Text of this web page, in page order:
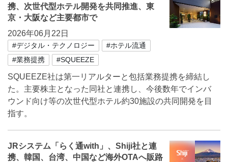
携、次世代型ホテル開発を共同推進、東
京・大阪など主要都市で
2026年06月22日
#デジタル・テクノロジー
#ホテル流通
#業務提携
#SQUEEZE
SQUEEZE社は第一リアルターと包括業務提携を締結し
た。主要株主となった同社と連携し、今後数年でインバ
ウンド向け等の次世代型ホテル約30施設の共同開発を目
指す。
JRシステム「らく通with」、Shiji社と連
携、韓国、台湾、中国など海外OTAへ販路